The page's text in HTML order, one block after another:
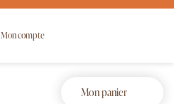
Mon compte
Mon panier